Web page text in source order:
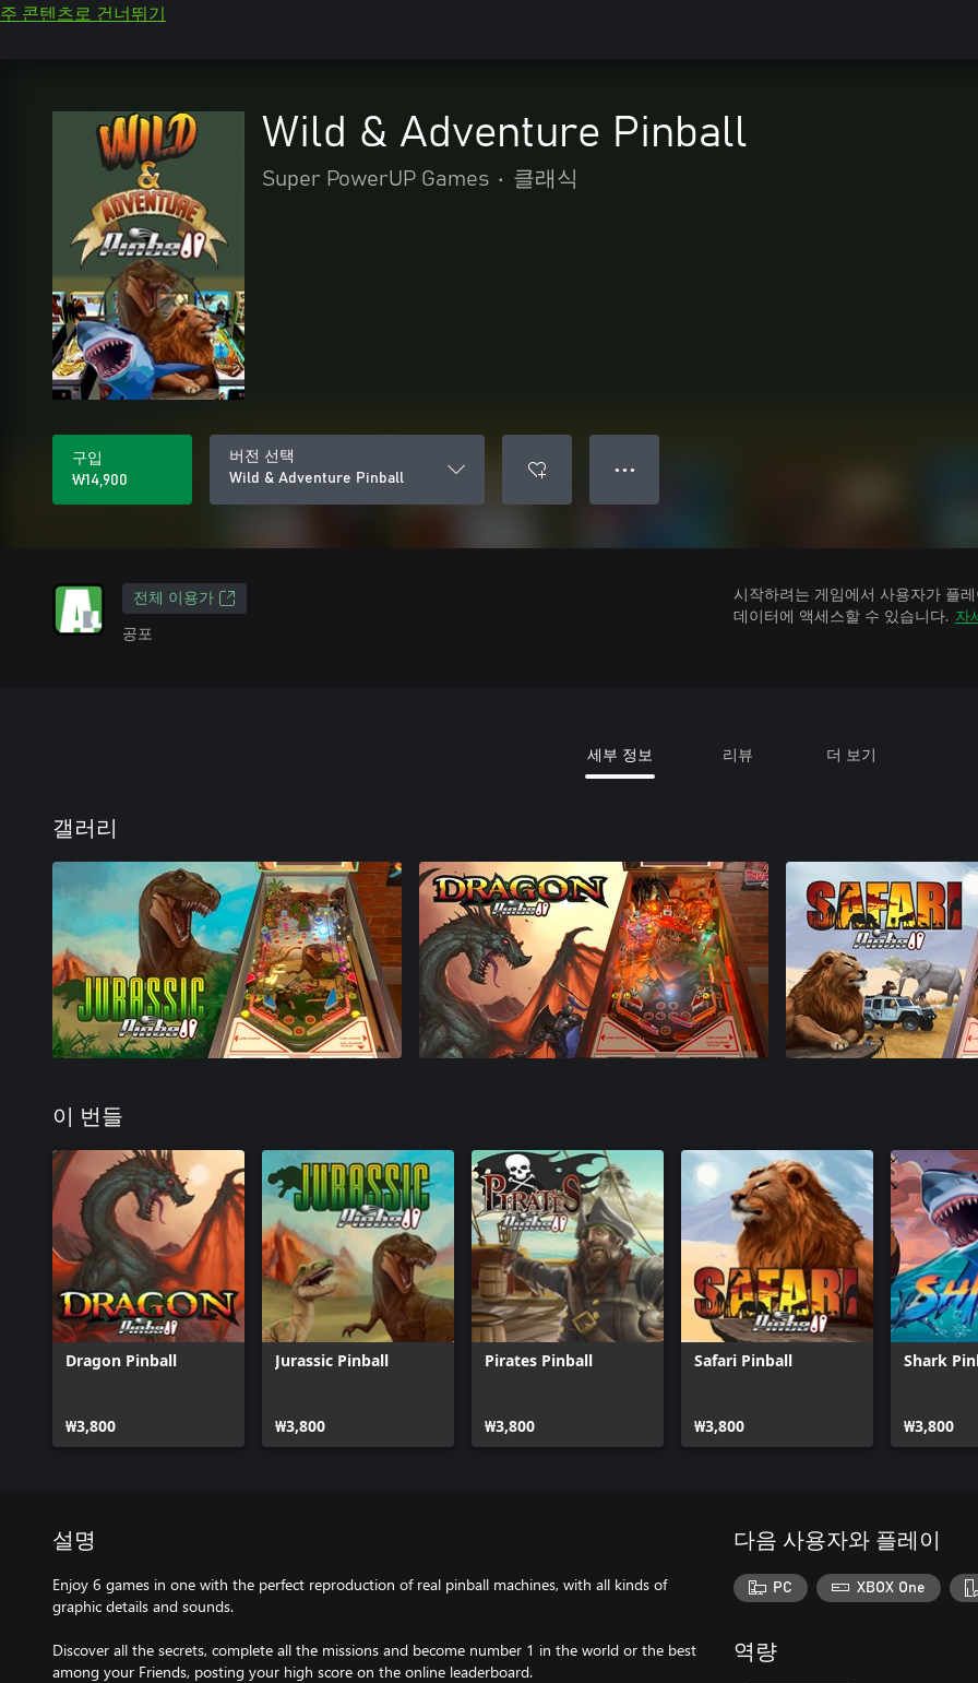
주 콘텐츠로 건너뛰기
Wild & Adventure Pinball
Super PowerUP Games • 클래식
구입
₩14,900
버전 선택
Wild & Adventure Pinball
● ● ●
전체 이용가
공포
시작하려는 게임에서 사용자가 플
데이터에 액세스할 수 있습니다. 자
세부 정보 리뷰 더 보기
갤러리
이 번들
Dragon Pinball
₩3,800
Jurassic Pinball
₩3,800
Pirates Pinball
₩3,800
Safari Pinball
₩3,800
Shark
₩3,800
설명
Enjoy 6 games in one with the perfect reproduction of real pinball machines, with all kinds of
graphic details and sounds.
Discover all the secrets, complete all the missions and become number 1 in the world or the best
among your Friends, posting your high score on the online leaderboard.
다음 사용자와 플레이
PC XBOX One
역량